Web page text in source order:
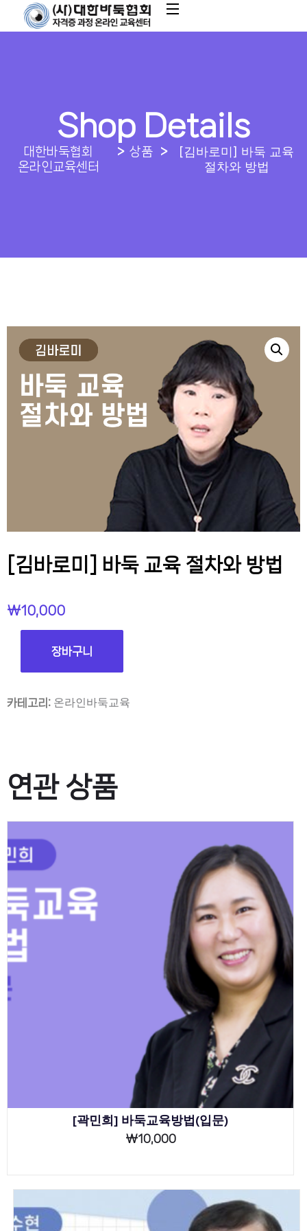
Shop Details
대한바둑협회
온라인교육센터
상품
[김바로미] 바둑 교육
절차와 방법
[김바로미] 바둑 교육 절차와 방법
₩10,000
장바구니
카테고리: 온라인바둑교육
연관 상품
[곽민희] 바둑교육방법(입문)
₩10,000